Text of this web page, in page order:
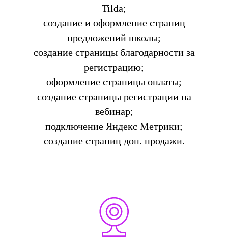
Tilda;
создание и оформление страниц
предложений школы;
создание страницы благодарности за
регистрацию;
оформление страницы оплаты;
создание страницы регистрации на
вебинар;
подключение Яндекс Метрики;
создание страниц доп. продажи.